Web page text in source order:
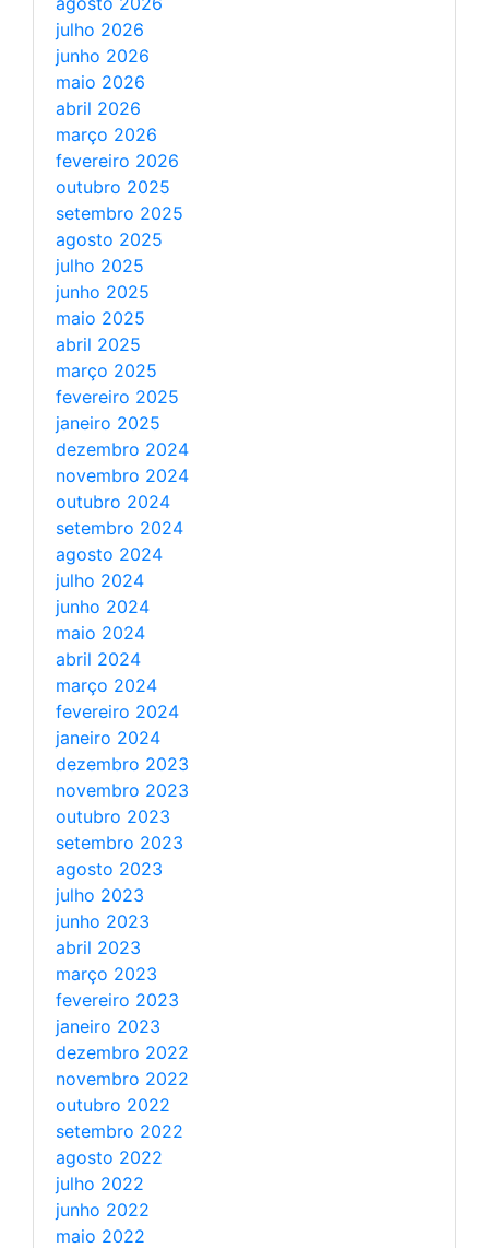
julho 2026
junho 2026
maio 2026
abril 2026
março 2026
fevereiro 2026
outubro 2025
setembro 2025
agosto 2025
julho 2025
junho 2025
maio 2025
abril 2025
março 2025
fevereiro 2025
janeiro 2025
dezembro 2024
novembro 2024
outubro 2024
setembro 2024
agosto 2024
julho 2024
junho 2024
maio 2024
abril 2024
março 2024
fevereiro 2024
janeiro 2024
dezembro 2023
novembro 2023
outubro 2023
setembro 2023
agosto 2023
julho 2023
junho 2023
abril 2023
março 2023
fevereiro 2023
janeiro 2023
dezembro 2022
novembro 2022
outubro 2022
setembro 2022
agosto 2022
julho 2022
junho 2022
maio 2022